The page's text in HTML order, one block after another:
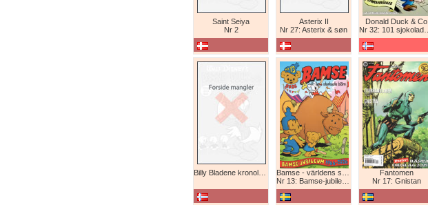
Saint Seiya
Nr 2
Asterix II
Nr 27: Asterix & søn
Donald Duck & Co
Nr 32: 101 sjokoladeboller
Nr 13: Bamse-jubileum 1966-2026
Fantomen
Nr 17: Gnistan